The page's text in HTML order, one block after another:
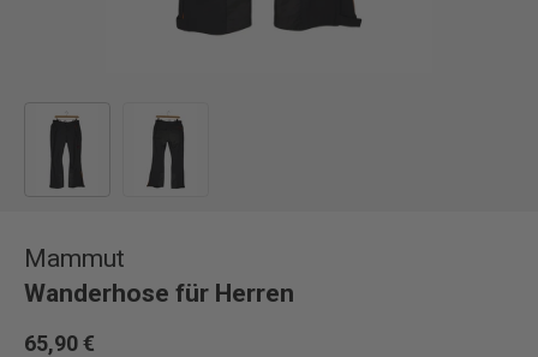
Mammut
Wanderhose für Herren
65,90 €